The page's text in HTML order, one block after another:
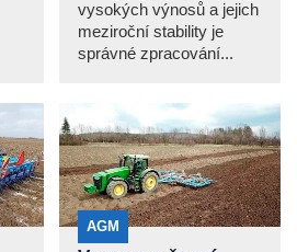
vysokých výnosů a jejich
meziroční stability je
správné zpracování...
AGM